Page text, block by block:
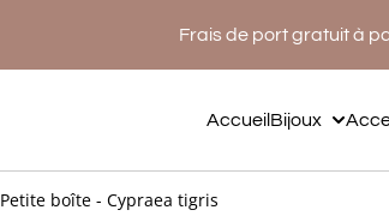
Frais de port gratuit à
AccueilBijoux
Petite boîte - Cypraea tigris